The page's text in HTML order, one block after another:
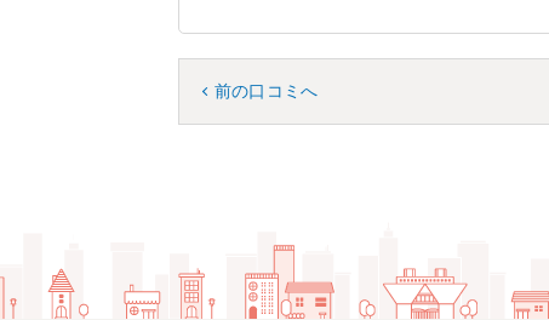
前の口コミへ